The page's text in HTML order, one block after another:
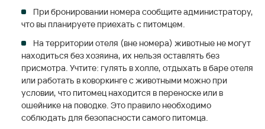
При бронировании номера сообщите администратору,
что вы планируете приехать с питомцем.
На территории отеля (вне номера) животные не могут
находиться без хозяина, их нельзя оставлять без
присмотра. Учтите: гулять в холле, отдыхать в баре отеля
или работать в коворкинге с животными можно при
условии, что питомец находится в переноске или в
ошейнике на поводке. Это правило необходимо
соблюдать для безопасности самого питомца.